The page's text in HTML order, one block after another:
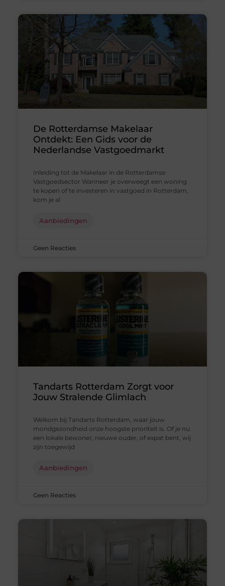
De Rotterdamse Makelaar
Ontdekt: Een Gids voor de
Nederlandse Vastgoedmarkt
Inleiding tot de Makelaar in de Rotterdamse
Vastgoedsector Wanneer je overweegt een woning
te kopen of te investeren in vastgoed in Rotterdam,
kom je al
Aanbiedingen
Geen Reacties
Tandarts Rotterdam Zorgt voor
Jouw Stralende Glimlach
Welkom bij Tandarts Rotterdam, waar jouw
mondgezondheid onze hoogste prioriteit is. Of je nu
een lokale bewoner, nieuwe ouder, of expat bent, wij
zijn toegewijd
Aanbiedingen
Geen Reacties